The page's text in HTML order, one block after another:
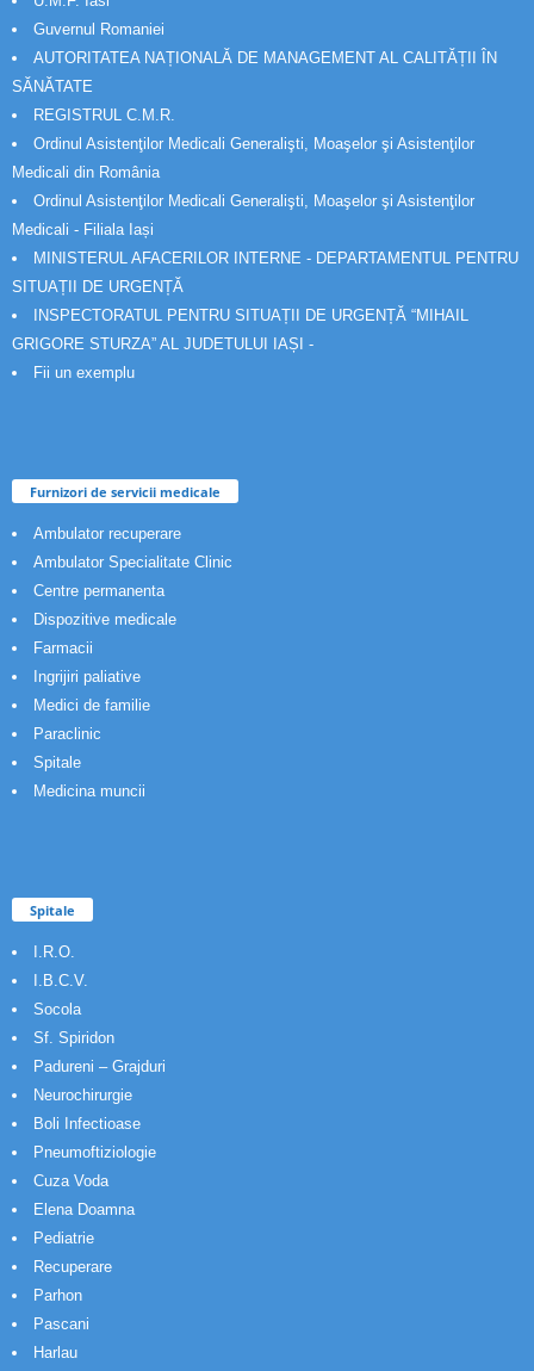
Guvernul Romaniei
AUTORITATEA NAȚIONALĂ DE MANAGEMENT AL CALITĂȚII ÎN
SĂNĂTATE
REGISTRUL C.M.R.
Ordinul Asistenţilor Medicali Generalişti, Moaşelor şi Asistenţilor
Medicali din România
Ordinul Asistenţilor Medicali Generalişti, Moaşelor şi Asistenţilor
Medicali - Filiala Iași
MINISTERUL AFACERILOR INTERNE - DEPARTAMENTUL PENTRU
SITUAȚII DE URGENȚĂ
INSPECTORATUL PENTRU SITUAȚII DE URGENȚĂ “MIHAIL
GRIGORE STURZA” AL JUDETULUI IAȘI -
Fii un exemplu
Furnizori de servicii medicale
Ambulator recuperare
Ambulator Specialitate Clinic
Centre permanenta
Dispozitive medicale
Farmacii
Ingrijiri paliative
Medici de familie
Paraclinic
Spitale
Medicina muncii
Spitale
I.R.O.
I.B.C.V.
Socola
Sf. Spiridon
Padureni – Grajduri
Neurochirurgie
Boli Infectioase
Pneumoftiziologie
Cuza Voda
Elena Doamna
Pediatrie
Recuperare
Parhon
Pascani
Harlau